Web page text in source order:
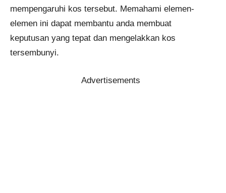
mempengaruhi kos tersebut. Memahami elemen-
elemen ini dapat membantu anda membuat
keputusan yang tepat dan mengelakkan kos
tersembunyi.​
Advertisements